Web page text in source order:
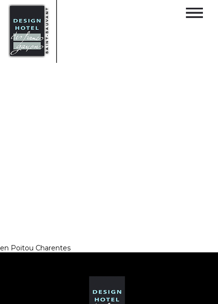
en Poitou Charentes